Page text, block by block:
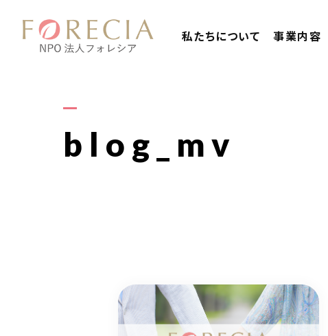
私たちについて 事業内容
blog_mv